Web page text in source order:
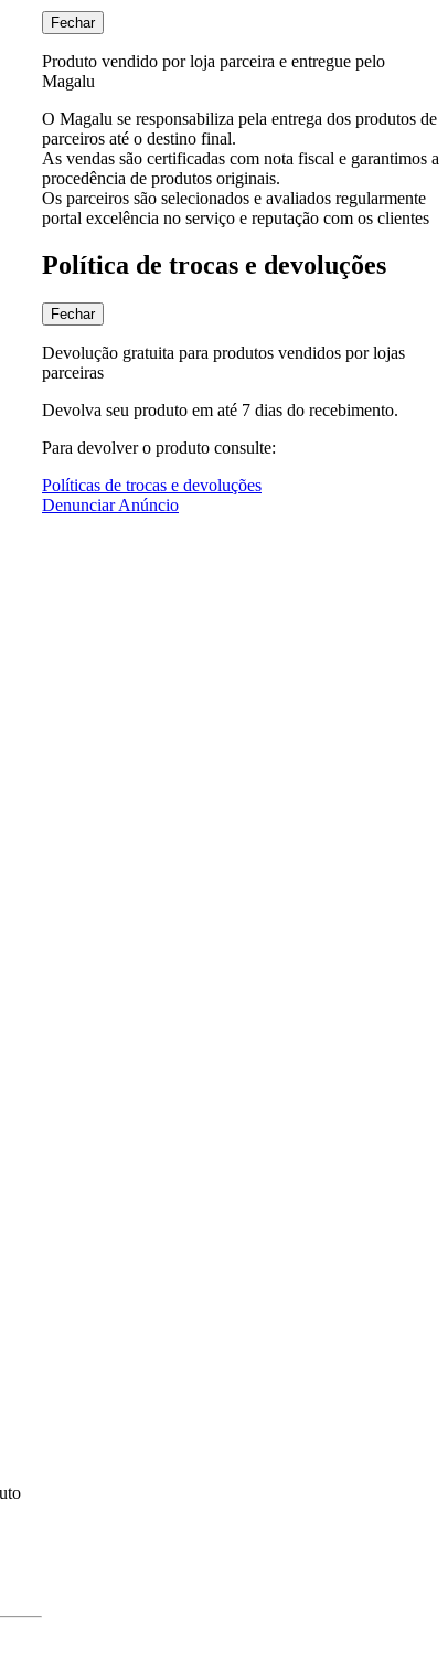
Fechar
Produto vendido por loja parceira e entregue pelo
Magalu
O Magalu se responsabiliza pela entrega dos produtos de
parceiros até o destino final.
As vendas são certificadas com nota fiscal e garantimos a
procedência de produtos originais.
Os parceiros são selecionados e avaliados regularmente
portal excelência no serviço e reputação com os clientes
Política de trocas e devoluções
Fechar
Devolução gratuita para produtos vendidos por lojas
parceiras
Devolva seu produto em até 7 dias do recebimento.
Para devolver o produto consulte:
Políticas de trocas e devoluções
Denunciar Anúncio